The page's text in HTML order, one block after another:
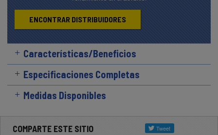
ENCONTRAR DISTRIBUIDORES
Características/Beneficios
Especificaciones Completas
Medidas Disponibles
COMPARTE ESTE SITIO